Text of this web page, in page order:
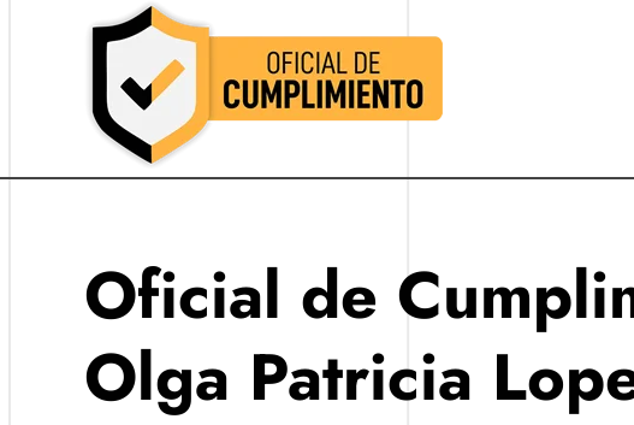
Oficial de Cumplimiento Colombia
Oficial de Cumplimiento Colombia
Oficial de
Olga Patricia